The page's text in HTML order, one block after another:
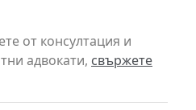
от консултация и
адвокати, свържете